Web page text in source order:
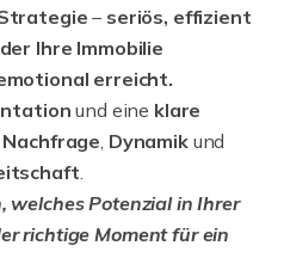
– seriös, effizient
Ihre Immobilie
erreicht.
und eine klare
Nachfrage, Dynamikund
.
welches Potenzial in Ihrer
richtige Moment für ein